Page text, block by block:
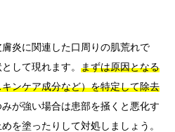
炎に関連した口周りの肌荒れで
して現れます。 まずは原因となる
ンケア成分など）を特定して除去
が強い場合は患部を掻くと悪化す
を塗ったりして対処しましょう。